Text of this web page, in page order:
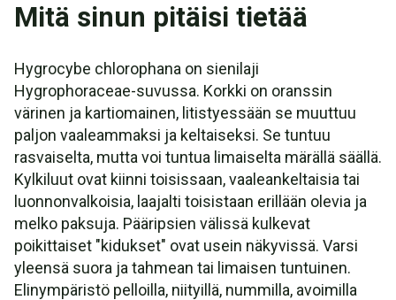
Mitä sinun pitäisi tietää
Hygrocybe chlorophana on sienilaji
Hygrophoraceae-suvussa. Korkki on oranssin
värinen ja kartiomainen, litistyessään se muuttuu
paljon vaaleammaksi ja keltaiseksi. Se tuntuu
rasvaiselta, mutta voi tuntua limaiselta märällä säällä.
Kylkiluut ovat kiinni toisissaan, vaaleankeltaisia tai
luonnonvalkoisia, laajalti toisistaan erillään olevia ja
melko paksuja. Pääripsien välissä kulkevat
poikittaiset "kidukset" ovat usein näkyvissä. Varsi
yleensä suora ja tahmean tai limaisen tuntuinen.
Elinympäristö pelloilla, niityillä, nummilla, avoimilla